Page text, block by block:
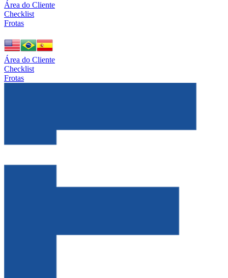
Área do Cliente
Checklist
Frotas
Área do Cliente
Checklist
Frotas